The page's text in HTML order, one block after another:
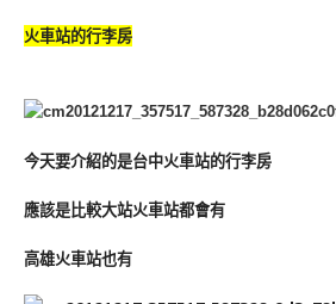
火車站的行李房
今天要介紹的是台中火車站的行李房
應該是比較大站火車站都會有
高雄火車站也有